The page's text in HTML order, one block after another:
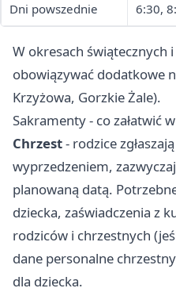
Dni powszednie 6:30,
W okresach świątecznych
obowiązywać dodatkowe
Krzyżowa, Gorzkie Żale).
Sakramenty - co załatwić
Chrzest- rodzice
wyprzedzeniem,
planowaną datą.
dziecka, zaświadczenia z
rodziców i chrzestnych
dane personalne
dla dziecka.